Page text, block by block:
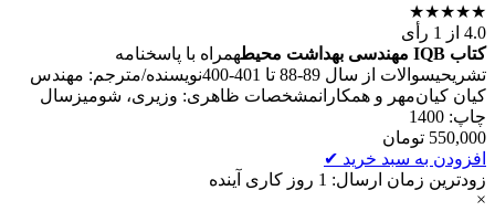
★
★
★
★
★
4.0 از 1 رأی
کتاب IQB مهندسی بهداشت محیط
همراه با پاسخنامه
تشریحیسوالات از سال 89-88 تا 401-400نویسنده/مترجم: مهندس
کیان کیان‌مهر و همکارانمشخصات ظاهری: وزیری، شومیزسال
چاپ: 1400
550,000 تومان
افزودن به سبد خرید ✔
زودترین زمان ارسال: 1 روز کاری آینده
×